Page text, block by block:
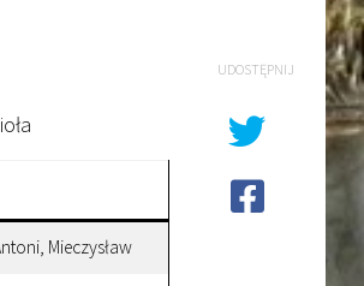
Mieczysław
UDOSTĘPNIJ